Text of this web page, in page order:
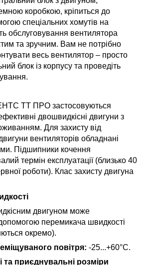
коробкою, кріпиться до
спеціальних хомутів на
обслуговування вентилятора
та зручним. Вам не потрібно
весь вентилятор – просто
блок із корпусу та проведіть
ТТ ПРО застосовуються
двошвидкісні двигуни з
Для захисту від
вентиляторів обладнані
Підшипники кочення
термін експлуатації (близько 40
роботи). Клас захисту двигуна
двигуном може
перемикача швидкості
окремо).
повітря: -25...+60°С.
та приєднувальні розміри